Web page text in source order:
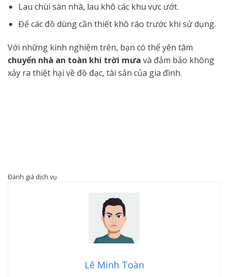
Lau chùi sàn nhà, lau khô các khu vực ướt.
Để các đồ dùng cần thiết khô ráo trước khi sử dụng.
Với những kinh nghiệm trên, bạn có thể yên tâm
chuyển nhà an toàn khi trời mưa và đảm bảo không
xảy ra thiệt hại về đồ đạc, tài sản của gia đình.
Đánh giá dịch vụ
Lê Minh Toàn